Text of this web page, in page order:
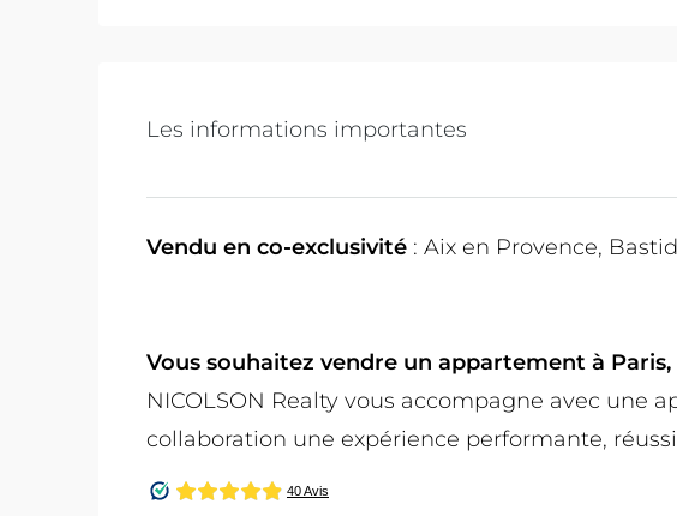
Les informations importantes
Vendu en co-exclusivité : Aix en Provence,
Vous souhaitez vendre un appartement à
NICOLSON Realty vous accompagne avec une
collaboration une expérience performante,